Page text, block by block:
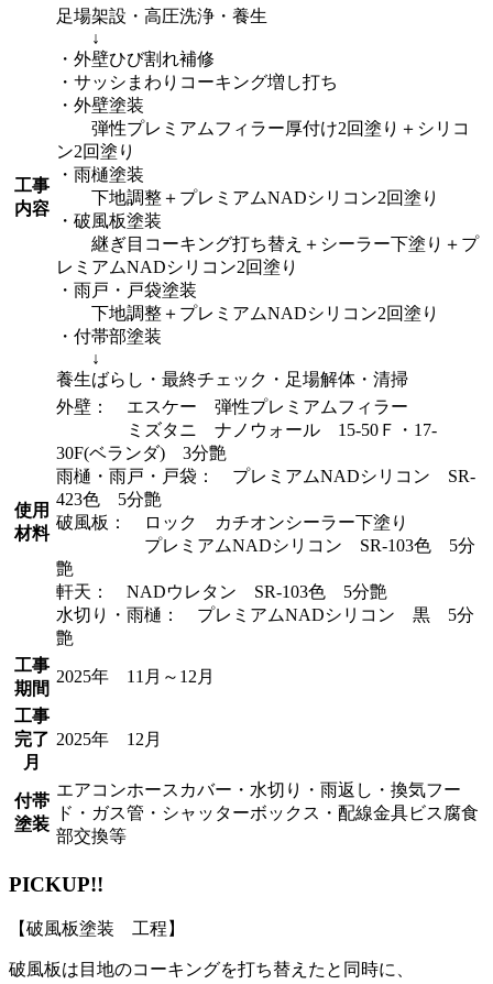
工事
内容
足場架設・高圧洗浄・養生
↓
・外壁ひび割れ補修
・サッシまわりコーキング増し打ち
・外壁塗装
弾性プレミアムフィラー厚付け2回塗り＋シリコ
ン2回塗り
・雨樋塗装
下地調整＋プレミアムNADシリコン2回塗り
・破風板塗装
継ぎ目コーキング打ち替え＋シーラー下塗り＋プ
レミアムNADシリコン2回塗り
・雨戸・戸袋塗装
下地調整＋プレミアムNADシリコン2回塗り
・付帯部塗装
↓
養生ばらし・最終チェック・足場解体・清掃
使用
材料
外壁： エスケー 弾性プレミアムフィラー
ミズタニ ナノウォール 15-50Ｆ・17-
30F(ベランダ) 3分艶
雨樋・雨戸・戸袋： プレミアムNADシリコン SR-
423色 5分艶
破風板： ロック カチオンシーラー下塗り
プレミアムNADシリコン SR-103色 5分
艶
軒天： NADウレタン SR-103色 5分艶
水切り・雨樋： プレミアムNADシリコン 黒 5分
艶
工事
期間
2025年 11月～12月
工事
完了
月
2025年 12月
付帯
塗装
エアコンホースカバー・水切り・雨返し・換気フー
ド・ガス管・シャッターボックス・配線金具ビス腐食
部交換等
PICKUP!!
【破風板塗装 工程】
破風板は目地のコーキングを打ち替えたと同時に、